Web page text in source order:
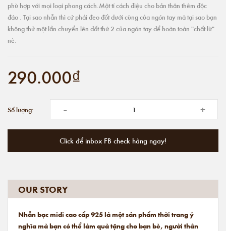
phù hợp với mọi loại phong cách.Một tí cách điệu cho bản thân thêm độc
đáo . Tại sao nhẫn thì cứ phải đeo đốt dưới cùng của ngón tay mà tại sao bạn
không thử một lần chuyển lên đốt thứ 2 của ngón tay để hoàn toàn "chất lừ"
nè.
290.000₫
Số lượng: - +
Click để inbox FB check hàng ngay!
OUR STORY
Nhẫn bạc midi cao cấp 925 là một sản phẩm thời trang ý
nghĩa mà bạn có thể làm quà tặng cho bạn bè, người thân